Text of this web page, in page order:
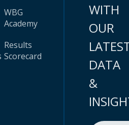
WBG
Academy
Results
Scorecard
WITH
OUR
DATA
&